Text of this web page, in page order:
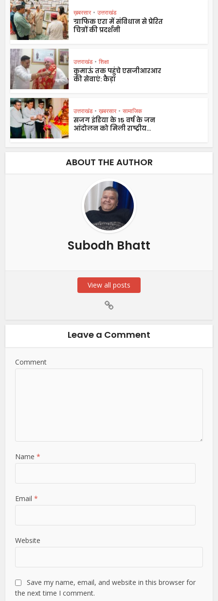
ख़बरसार • उत्तराखंड
ग्राफिक एरा में संविधान से प्रेरित
चित्रों की प्रदर्शनी
उत्तराखंड • शिक्षा
कुमाऊं तक पहुंचे एसजीआरआर
की सेवाएं: कैड़ा
उत्तराखंड • ख़बरसार • सामाजिक
सजग इंडिया के 15 वर्ष के जन
आंदोलन को मिली राष्ट्रीय...
ABOUT THE AUTHOR
Subodh Bhatt
View all posts
Leave a Comment
Comment
Name*
Email*
Website
Save my name, email, and website in this browser for
the next time I comment.